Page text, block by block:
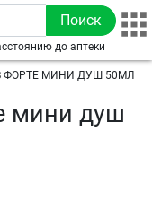
до аптеки
ФОРТЕ МИНИ ДУШ 50МЛ
мини душ